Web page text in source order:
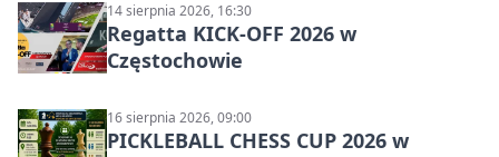
14 sierpnia 2026, 16:30
Regatta KICK-OFF 2026 w
Częstochowie
16 sierpnia 2026, 09:00
PICKLEBALL CHESS CUP 2026 w